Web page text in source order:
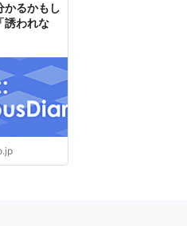
かるかもし
誘われな